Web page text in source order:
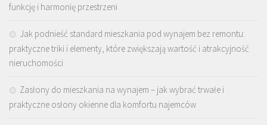
funkcję i harmonię przestrzeni
Jak podnieść standard mieszkania pod wynajem bez remontu:
praktyczne triki i elementy, które zwiększają wartość i atrakcyjność
nieruchomości
Zasłony do mieszkania na wynajem – jak wybrać trwałe i
praktyczne osłony okienne dla komfortu najemców